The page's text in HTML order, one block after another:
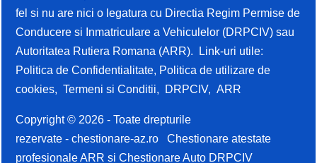
fel si nu are nici o legatura cu Directia Regim Permise de
Conducere si Inmatriculare a Vehiculelor (DRPCIV) sau
Autoritatea Rutiera Romana (ARR). Link-uri utile:
Politica de Confidentialitate, Politica de utilizare de
cookies,Termeni si Conditii, DRPCIV,ARR
Copyright © 2026 - Toate drepturile
rezervate -chestionare-az.ro Chestionare atestate
profesionale ARR si Chestionare Auto DRPCIV